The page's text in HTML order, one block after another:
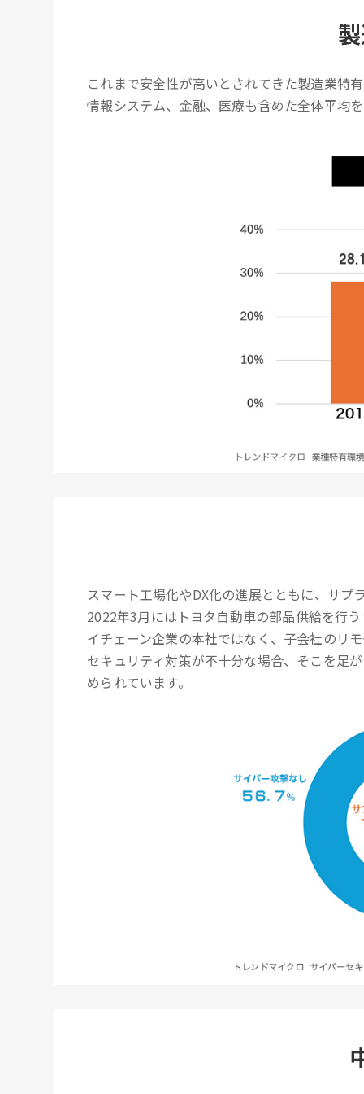
これまで安全性が高いとされてきた製造業特
情報システム、金融、医療も含めた全体平均
スマート工場化やDX化の進展とともに、サプ
2022年3月にはトヨタ自動車の部品供給を行
イチェーン企業の本社ではなく、子会社のリ
セキュリティ対策が不十分な場合、そこを足
められています。